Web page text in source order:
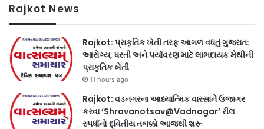
Rajkot News
Rajkot: પ્રાકૃતિક ખેતી તરફ આગળ વધતું ગુજરાત:
આરોગ્ય, ધરતી અને પર્યાવરણ માટે લાભદાયક મેથીની
પ્રાકૃતિક ખેતી
11 hours ago
Rajkot: વડનગરના આધ્યાત્મિક વારસાને ઉજાગર
કરવા ‘Shravanotsav@Vadnagar’ રીલ
સ્પર્ધાનો દ્વિતીય તબક્કો આજથી શરૂ